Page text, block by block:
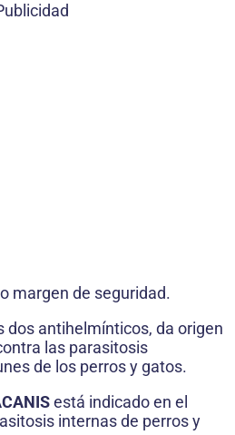
margen de seguridad.
dos antihelmínticos, da origen
las parasitosis
de los perros y gatos.
está indicado en el
internas de perros y